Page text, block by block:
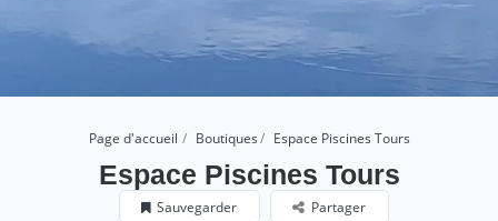
Page d'accueil Boutiques Espace Piscines Tours
Espace Piscines Tours
Sauvegarder Partager